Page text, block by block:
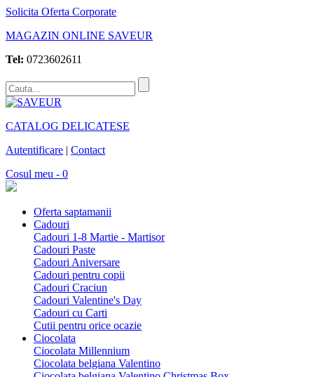
Solicita Oferta Corporate
MAGAZIN ONLINE SAVEUR
Tel: 0723602611
CATALOG DELICATESE
Autentificare | Contact
Cosul meu - 0
Oferta saptamanii
Cadouri
Cadouri 1-8 Martie - Martisor
Cadouri Paste
Cadouri Aniversare
Cadouri pentru copii
Cadouri Craciun
Cadouri Valentine's Day
Cadouri cu Carti
Cutii pentru orice ocazie
Ciocolata
Ciocolata Millennium
Ciocolata belgiana Valentino